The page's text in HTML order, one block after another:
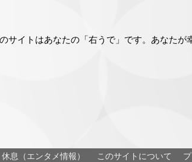
サイトはあなたの「右うで」です。あなた
休息（エンタメ情報） このサイトについて